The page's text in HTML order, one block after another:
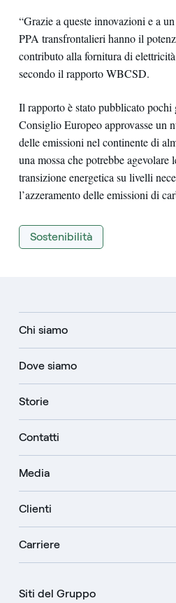
“Grazie a queste innovazioni e a
PPA transfrontalieri hanno il
contributo alla fornitura di
secondo il rapporto WBCSD.
Il rapporto è stato pubblicato
Consiglio Europeo approvasse un
delle emissioni nel continente di
una mossa che potrebbe agevolare
transizione energetica su livelli
l’azzeramento delle emissioni di
Sostenibilità
Chi siamo
Dove siamo
Storie
Contatti
Media
Clienti
Carriere
Siti del Gruppo